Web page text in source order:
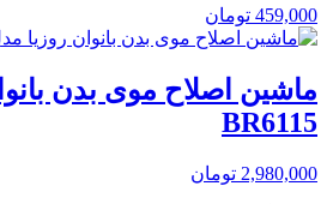
459,000 تومان
ماشین اصلاح موی بدن
BR6115
2,980,000 تومان